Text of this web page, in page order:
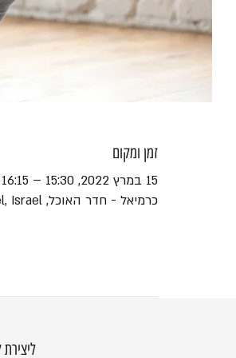
זמן ומקום
15 במרץ 2022, 15:30 – 16:15
כרמיאל - חדר האוכל, Ha-Yotsrim St 1, Karmiel, Israel